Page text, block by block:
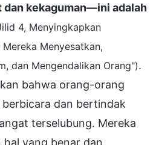
dan kekaguman—ini adalah
4, Menyingkapkan
Menyesatkan,
dan Mengendalikan Orang").
bahwa orang-orang
dan bertindak
terselubung. Mereka
yang benar dan